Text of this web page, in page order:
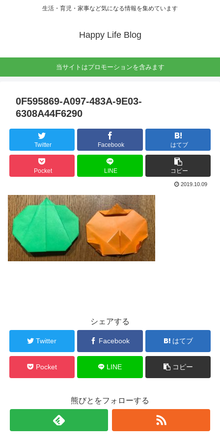
生活・育児・家事など気になる情報を集めています
Happy Life Blog
当サイトはプロモーションを含みます
0F595869-A097-483A-9E03-
6308A44F6290
Twitter Facebook はてブ
Pocket LINE コピー
2019.10.09
シェアする
Twitter Facebook はてブ
Pocket LINE コピー
熊びとをフォローする